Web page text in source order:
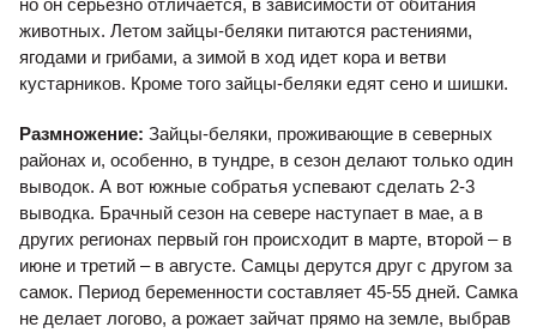
но он серьезно отличается, в зависимости от обитания
животных. Летом зайцы-беляки питаются растениями,
ягодами и грибами, а зимой в ход идет кора и ветви
кустарников. Кроме того зайцы-беляки едят сено и шишки.
Размножение: Зайцы-беляки, проживающие в северных
районах и, особенно, в тундре, в сезон делают только один
выводок. А вот южные собратья успевают сделать 2-3
выводка. Брачный сезон на севере наступает в мае, а в
других регионах первый гон происходит в марте, второй – в
июне и третий – в августе. Самцы дерутся друг с другом за
самок. Период беременности составляет 45-55 дней. Самка
не делает логово, а рожает зайчат прямо на земле, выбрав